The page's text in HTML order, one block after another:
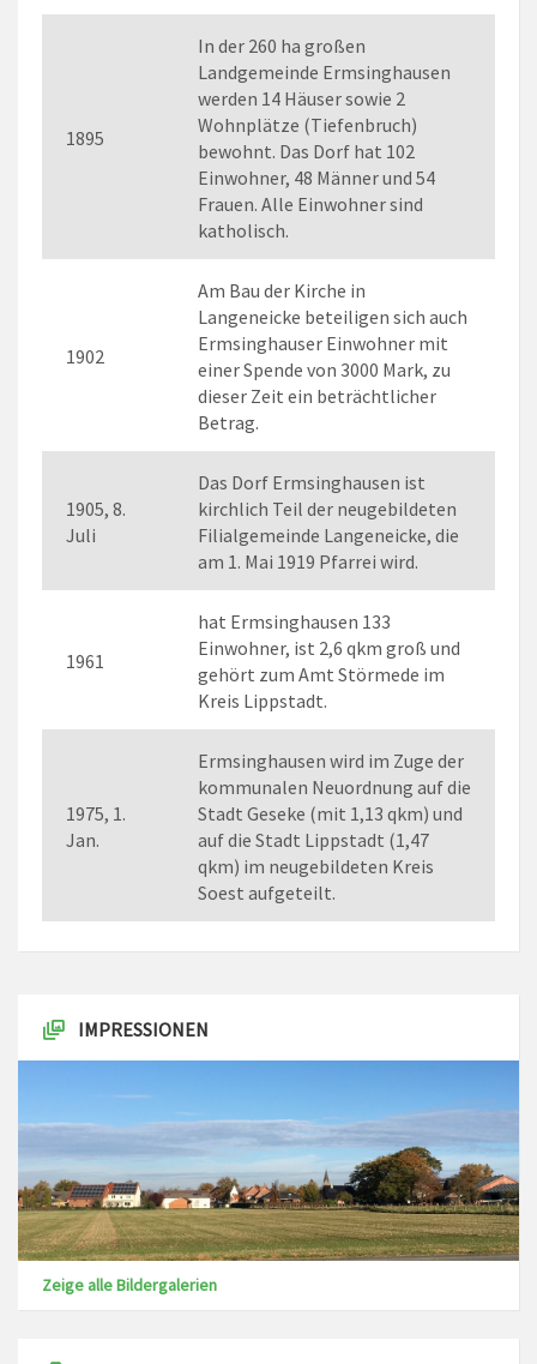
1895
In der 260 ha großen
Landgemeinde Ermsinghausen
werden 14 Häuser sowie 2
Wohnplätze (Tiefenbruch)
bewohnt. Das Dorf hat 102
Einwohner, 48 Männer und 54
Frauen. Alle Einwohner sind
katholisch.
1902
Am Bau der Kirche in
Langeneicke beteiligen sich auch
Ermsinghauser Einwohner mit
einer Spende von 3000 Mark, zu
dieser Zeit ein beträchtlicher
Betrag.
1905, 8.
Juli
Das Dorf Ermsinghausen ist
kirchlich Teil der neugebildeten
Filialgemeinde Langeneicke, die
am 1. Mai 1919 Pfarrei wird.
1961
hat Ermsinghausen 133
Einwohner, ist 2,6 qkm groß und
gehört zum Amt Störmede im
Kreis Lippstadt.
1975, 1.
Jan.
Ermsinghausen wird im Zuge der
kommunalen Neuordnung auf die
Stadt Geseke (mit 1,13 qkm) und
auf die Stadt Lippstadt (1,47
qkm) im neugebildeten Kreis
Soest aufgeteilt.
IMPRESSIONEN
Zeige alle Bildergalerien